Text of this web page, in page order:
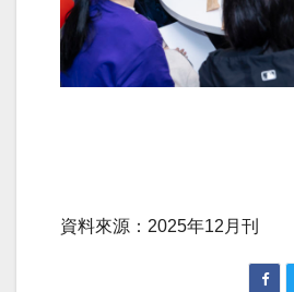
資料來源：2025年12月刊